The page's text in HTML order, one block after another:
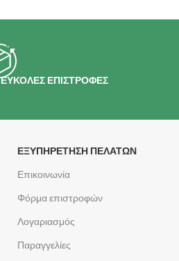
ΕΥΚΟΛΕΣ ΕΠΙΣΤΡΟΦΕΣ
ΕΞΥΠΗΡΕΤΗΣΗ ΠΕΛΑΤΩΝ
Επικοινωνία
Φόρμα επιστροφών
Λογαριασμός
Παραγγελίες